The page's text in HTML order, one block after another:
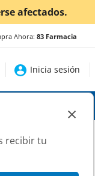
también en
Ahora: 83 Farmacia
recibir tu
×
Inicia sesión